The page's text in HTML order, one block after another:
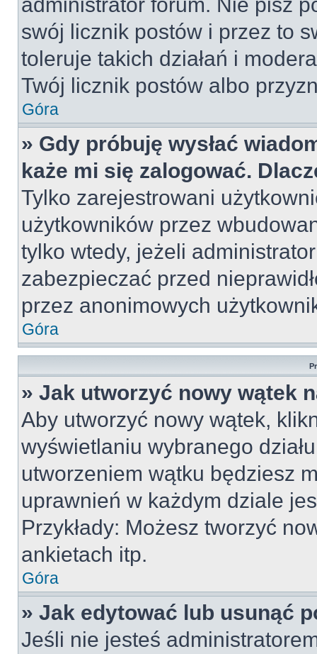
swój licznik postów i przez to
toleruje takich działań i
Twój licznik postów albo
Góra
» Gdy próbuję wysłać
każe mi się zalogować.
Tylko zarejestrowani
użytkowników przez
tylko wtedy, jeżeli
zabezpieczać przed
przez anonimowych
Góra
» Jak utworzyć nowy wątek
Aby utworzyć nowy wątek,
wyświetlaniu wybranego
utworzeniem wątku będziesz
uprawnień w każdym dziale
Przykłady: Możesz tworzyć
ankietach itp.
Góra
» Jak edytować lub usunąć
Jeśli nie jesteś